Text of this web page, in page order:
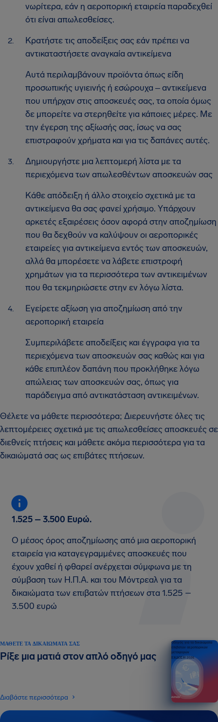
νωρίτερα, εάν η αεροπορική εταιρεία παραδεχθεί
ότι είναι απωλεσθείσες.
Κρατήστε τις αποδείξεις σας εάν πρέπει να
αντικαταστήσετε αναγκαία αντικείμενα
Αυτά περιλαμβάνουν προϊόντα όπως είδη
προσωπικής υγιεινής ή εσώρουχα ‒ αντικείμενα
που υπήρχαν στις αποσκευές σας, τα οποία όμως
δε μπορείτε να στερηθείτε για κάποιες μέρες. Με
την έγερση της αξίωσής σας, ίσως να σας
επιστραφούν χρήματα και για τις δαπάνες αυτές.
Δημιουργήστε μια λεπτομερή λίστα με τα
περιεχόμενα των απωλεσθέντων αποσκευών σας
Κάθε απόδειξη ή άλλο στοιχείο σχετικά με τα
αντικείμενα θα σας φανεί χρήσιμο. Υπάρχουν
αρκετές εξαιρέσεις όσον αφορά στην αποζημίωση
που θα δεχθούν να καλύψουν οι αεροπορικές
εταιρείες για αντικείμενα εντός των αποσκευών,
αλλά θα μπορέσετε να λάβετε επιστροφή
χρημάτων για τα περισσότερα των αντικειμένων
που θα τεκμηριώσετε στην εν λόγω λίστα.
Εγείρετε αξίωση για αποζημίωση από την
αεροπορική εταιρεία
Συμπεριλάβετε αποδείξεις και έγγραφα για τα
περιεχόμενα των αποσκευών σας καθώς και για
κάθε επιπλέον δαπάνη που προκλήθηκε λόγω
απώλειας των αποσκευών σας, όπως για
παράδειγμα από αντικατάσταση αντικειμένων.
Θέλετε να μάθετε περισσότερα; Διερευνήστε όλες τις
λεπτομέρειες σχετικά με τις απωλεσθείσες αποσκευές σε
διεθνείς πτήσεις και μάθετε ακόμα περισσότερα για τα
δικαιώματά σας ως επιβάτες πτήσεων.
1.525 – 3.500 Ευρώ.
Ο μέσος όρος αποζημίωσης από μια αεροπορική
εταιρεία για καταγεγραμμένες αποσκευές που
έχουν χαθεί ή φθαρεί ανέρχεται σύμφωνα με τη
σύμβαση των Η.Π.Α. και του Μόντρεαλ για τα
δικαιώματα των επιβατών πτήσεων στα 1.525 –
3.500 ευρώ
ΜΆΘΕΤΕ ΤΑ ΔΙΚΑΙΏΜΑΤΆ ΣΑΣ
Ρίξε μια ματιά στον απλό οδηγό μας
Διαβάστε περισσότερα
Οδηγός για τα δικαιώματα
επιβατών αεροπορικών
μεταφορών
ΕΚΔΟΣΗ 2026